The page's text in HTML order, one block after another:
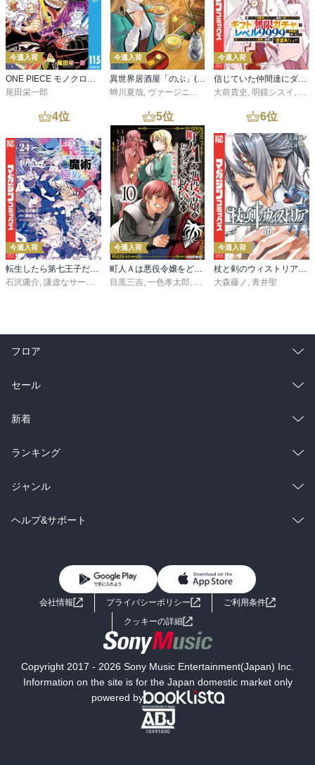
今週入荷
ONE PIECE モノクロ版 115
尾田栄一郎
今週入荷
異世界居酒屋「のぶ」(22)
蝉川夏哉, ヴァージニア二等兵 ,転
今週入荷
信じていた仲間達にダンジョン奥地で殺されかけたがギフト『無限ガチャ』でレベル９９９９の仲間達を手に入れて元パーティーメンバーと世界に復讐＆『ざまぁ！』します！（２３）
大前貴史 , 明鏡シスイ , ｔ
4位
今週入荷
石沢庸介 謙虚なサークル メル。
5位
今週入荷
目黒三吉 一色孝太郎 Parum
6位
今週入荷
大森藤ノ 青井聖
フロア
総合
ラノベ
雑誌・グラビア
BL・TL
セール
総合
ラノベ
雑誌・グラビア
BL・TL
新着
総合
ラノベ
雑誌・グラビア
ランキング
総合
ラノベ
ジャンル
コミック
ライトノベル 男子向けラノベ
小説
海外小説
ミステリー SF
文学
ヘルプ&サポート
よくあるご質問 お問い合わせ
会社情報 プライバシーポリシー
ご利用条件
クッキーの詳細
Copyright 2017 - 2026 Sony Music Entertainment(Japan) Inc.
Information on the site is for the Japan domestic market only
powered by